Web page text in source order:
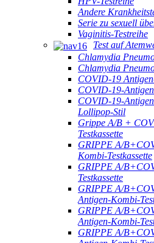
Andere
Serie zu sexuell
Vaginitis-Testreihe
Test auf
Chlamydia
Chlamydia
COVID-19
COVID-19-
COVID-19-
Lollipop-Stil
Grippe A/B +
Testkassette
GRIPPE A/
Kombi-Testkassette
GRIPPE A/
Testkassette
GRIPPE A/
Antigen-Kombi-
GRIPPE A/
Antigen-Kombi-
GRIPPE A/